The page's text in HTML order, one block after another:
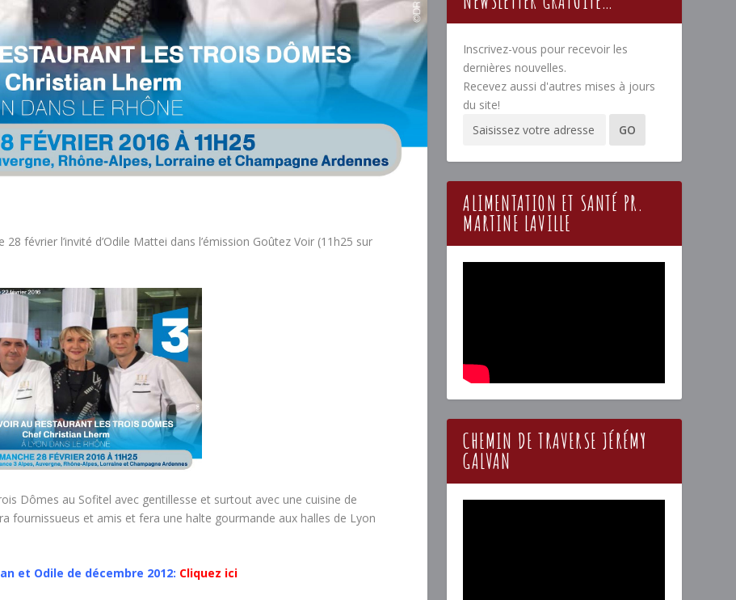
février l’invité d’Odile Mattei dans l’émission Goûtez Voir (11h25 sur
Dômes au Sofitel avec gentillesse et surtout avec une cuisine de
fournissueus et amis et fera une halte gourmande aux halles de Lyon
et Odile de décembre 2012: Cliquez ici
Inscrivez-vous pour recevoir les
dernières nouvelles.
Recevez aussi d'autres mises à jours
du site!
ALIMENTATION ET SANTÉ PR.
MARTINE LAVILLE
CHEMIN DE TRAVERSE JÉRÉMY
GALVAN